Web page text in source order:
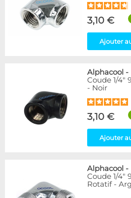
3,10 €
Ajouter
Alphacool -
Coude 1/4"
- Noir
3,10 €
Ajouter
Alphacool -
Coude 1/4"
Rotatif -